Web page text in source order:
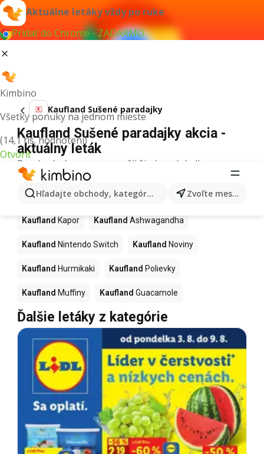
Aktuálne letáky vždy po ruke
Pridať do Chrome - ZADARMO
Kimbino
Všetky ponuky na jednom mieste
(14,1 tis. hodnotení)
Otvoriť
Hľadajte obchody, kategórie, produkty... Zvoľte mesto
Kaufland Sušené paradajky
Kaufland Sušené paradajky akcia -
aktuálny leták
Pre daný výraz sme nenašli žiadne výsledky.
Ďalšie produkty v obchodoch
Kaufland
Kaufland Kapor Kaufland Ashwagandha
Kaufland Nintendo Switch Kaufland Noviny
Kaufland Hurmikaki Kaufland Polievky
Kaufland Muffiny Kaufland Guacamole
Ďalšie letáky z kategórie